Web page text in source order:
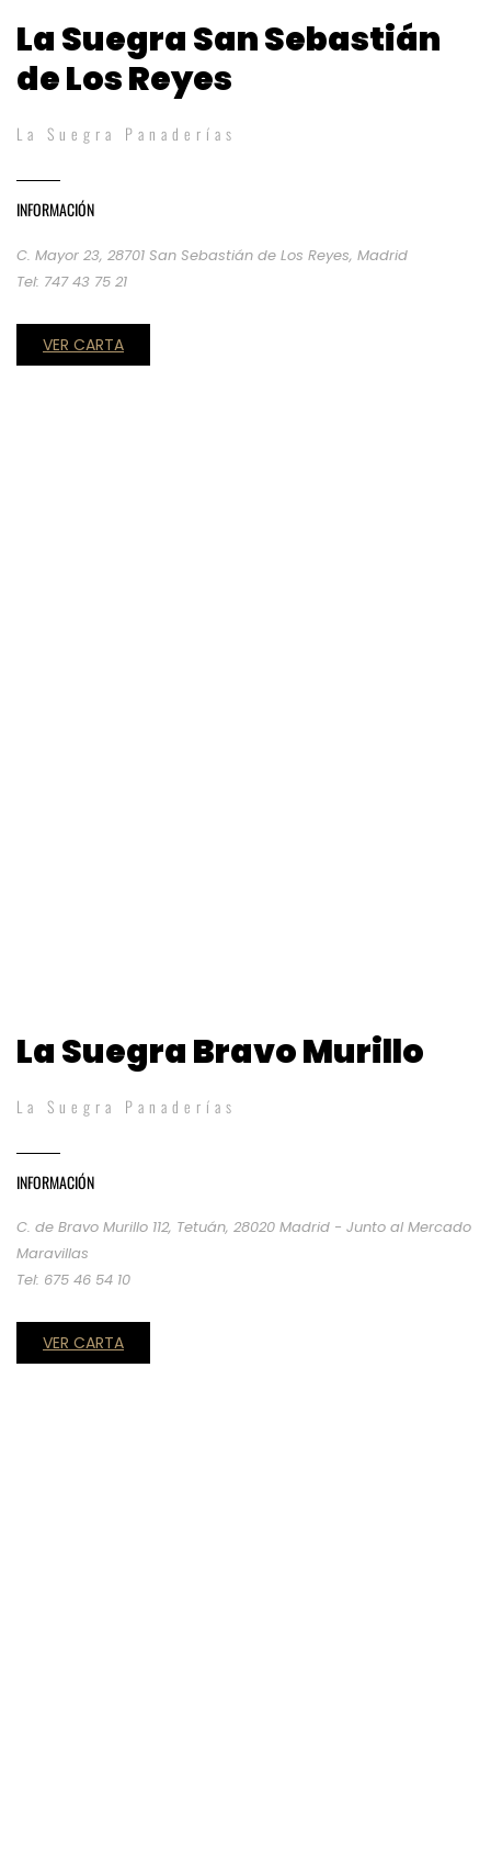
La Suegra San Sebastián
de Los Reyes
La Suegra Panaderías
INFORMACIÓN
C. Mayor 23, 28701 San Sebastián de Los Reyes, Madrid
Tel: 747 43 75 21
VER CARTA
La Suegra Bravo Murillo
La Suegra Panaderías
INFORMACIÓN
C. de Bravo Murillo 112, Tetuán, 28020 Madrid - Junto al Mercado
Maravillas
Tel: 675 46 54 10
VER CARTA